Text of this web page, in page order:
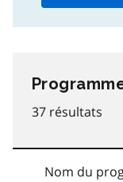
37 résultats
Nom du